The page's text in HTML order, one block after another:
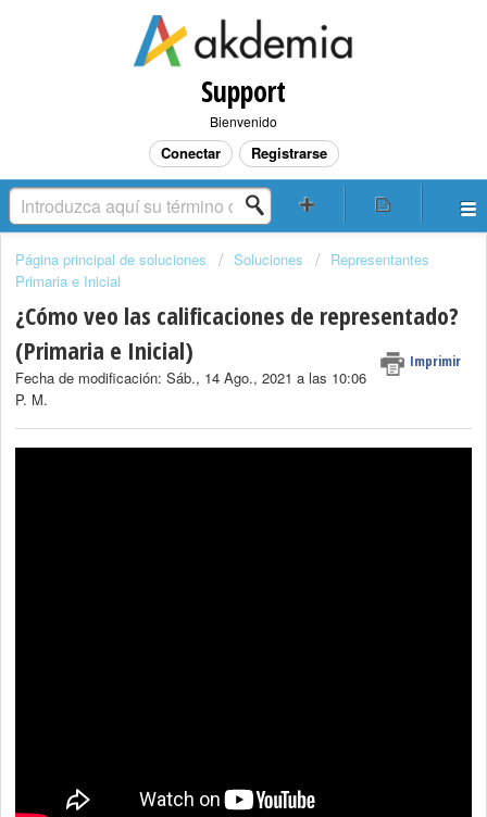
Support
Bienvenido
Conectar Registrarse
Página principal de soluciones Soluciones
Representantes
Primaria e Inicial
¿Cómo veo las calificaciones de representado?
(Primaria e Inicial)
Imprimir
Fecha de modificación: Sáb., 14 Ago., 2021 a las 10:06
P. M.